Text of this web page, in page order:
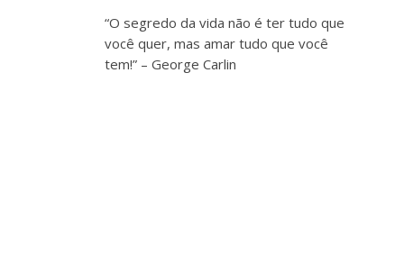
“O segredo da vida não é ter tudo que
você quer, mas amar tudo que você
tem!” – George Carlin